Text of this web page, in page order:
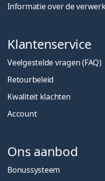
Informatie over de
Klantenservice
Veelgestelde vragen (FAQ)
Retourbeleid
Kwaliteit klachten
Account
Ons aanbod
Bonussysteem